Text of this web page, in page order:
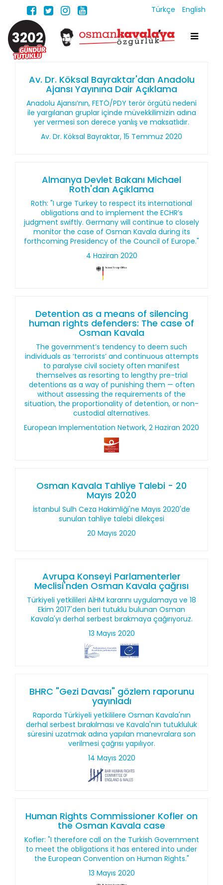
Türkçe English
3202
Av. Dr. Köksal Bayraktar'dan Anadolu
Ajansı Yayınına Dair Açıklama
Anadolu Ajansı’nın, FETÖ/PDY terör örgütü nedeni
ile yargılanan gruplar içinde müvekkilimizin adına
yer vermesi son derece yanlış ve maksatlıdır.
Av. Dr. Köksal Bayraktar, 15 Temmuz 2020
Almanya Devlet Bakanı Michael
Roth'dan Açıklama
Roth: "I urge Turkey to respect its international
obligations and to implement the ECHR’s
judgment swiftly. Germany will continue to closely
monitor the case of Osman Kavala during its
forthcoming Presidency of the Council of Europe."
4 Haziran 2020
Detention as a means of silencing
human rights defenders: The case of
Osman Kavala
The government’s tendency to deem such
individuals as ‘terrorists’ and continuous attempts
to paralyse civil society often manifest
themselves as resorting to lengthy pre-trial
detentions as a way of punishing them — often
without assessing the requirements of the
situation, the proportionality of detention, or non-
custodial alternatives.
European Implementation Network, 2 Haziran 2020
Osman Kavala Tahliye Talebi - 20
Mayıs 2020
İstanbul Sulh Ceza Hakimliği'ne Mayıs 2020'de
sunulan tahliye talebi dilekçesi
20 Mayıs 2020
Avrupa Konseyi Parlamenterler
Meclisi'nden Osman Kavala çağrısı
Türkiyeli yetkilileri AİHM kararını uygulamaya ve 18
Ekim 2017'den beri tutuklu bulunan Osman
Kavala'yı derhal serbest bırakmaya çağırıyoruz.
13 Mayıs 2020
BHRC "Gezi Davası" gözlem raporunu
yayınladı
Raporda Türkiyeli yetkililere Osman Kavala'nın
derhal serbest bırakılması ve Kavala'nın tutukluluk
süresini uzatmak adına yapılan manevralara son
verilmesi çağrısı yapılıyor.
14 Mayıs 2020
Human Rights Commissioner Kofler on
the Osman Kavala case
Kofler: "I therefore call on the Turkish Government
to meet the obligations it has entered into under
the European Convention on Human Rights."
13 Mayıs 2020